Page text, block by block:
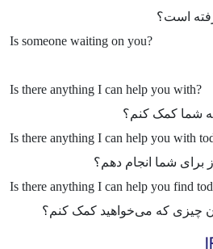
است؟
Is someone waiting on you?
Is there anything I can help you with?
شما کمک کنم؟
Is there anything I can help you with
برای شما انجام دهم؟
Is there anything I can help you find
چیزی که می‌خواهید کمک کنم؟